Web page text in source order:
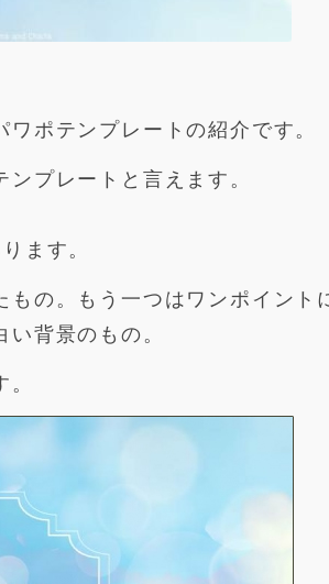
ポテンプレートの紹介です。
プレートと言えます。
ます。
の。もう一つはワンポイント
背景のもの。